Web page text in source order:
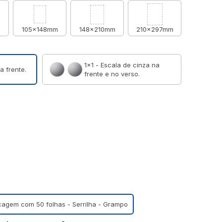
105x148mm 148x210mm 210x297mm
frente.
1×1 - Escala de cinza na
frente e no verso.
com 50 folhas - Serrilha - Grampo